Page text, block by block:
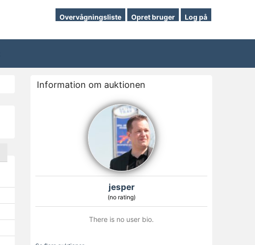
Overvågningsliste Opret bruger Log på
Information om auktionen
jesper
(no rating)
There is no user bio.